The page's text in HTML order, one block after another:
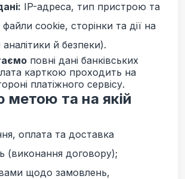
IP-адреса, тип пристрою та
cookie, сторінки та дії на
аналітики й безпеки).
повні дані банківських
карткою проходить на
платіжного сервісу.
метою та на якій
оплата та доставка
(виконання договору);
вами щодо замовлень,